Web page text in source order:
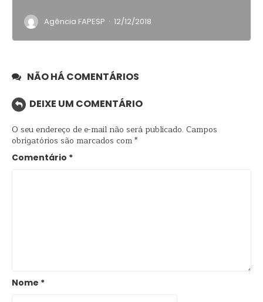
Agência FAPESP · 12/12/2018
NÃO HÁ COMENTÁRIOS
DEIXE UM COMENTÁRIO
O seu endereço de e-mail não será publicado. Campos
obrigatórios são marcados com*
Comentário *
Nome *